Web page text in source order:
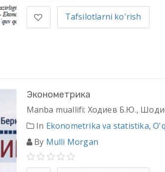
Tafsilotlarni ko'rish
Эконометрика
Manba muallifi: Ходиев Б.Ю.,
In Ekonometrika va statistika,
By Mulli Morgan